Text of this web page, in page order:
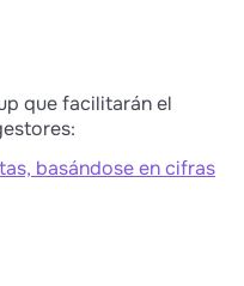
que facilitarán el
basándose en cifras